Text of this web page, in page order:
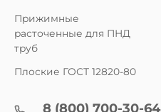
Прижимные
расточенные для ПНД
труб
Плоские ГОСТ 12820-80
8 (800) 700-30-64